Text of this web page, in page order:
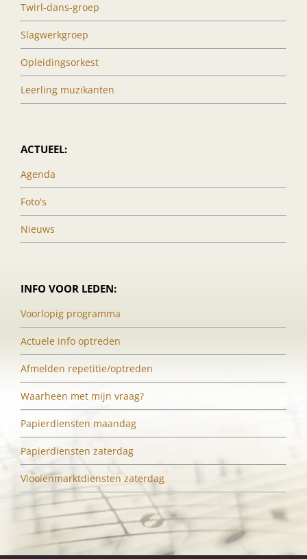
Twirl-dans-groep
Slagwerkgroep
Opleidingsorkest
Leerling muzikanten
ACTUEEL:
Agenda
Foto's
Nieuws
INFO VOOR LEDEN:
Voorlopig programma
Actuele info optreden
Afmelden repetitie/optreden
Waarheen met mijn vraag?
Papierdiensten maandag
Papierdiensten zaterdag
Vlooienmarktdiensten zaterdag